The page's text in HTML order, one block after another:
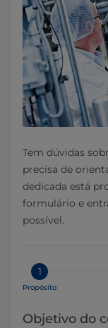
Tem dúvidas
precisa de
dedicada está
formulário e
possível.
1
Propósito
Objetivo do